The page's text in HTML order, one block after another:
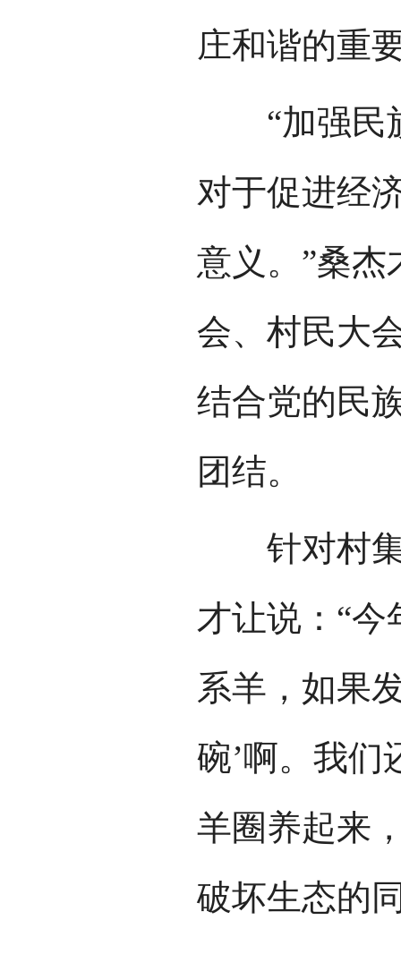
庄和谐的重
“加强民族
对于促进经
意义。”桑
会、村民大
结合党的民
团结。
针对村集
才让说：“
系羊，如果
碗’啊。我们
羊圈养起来
破坏生态的